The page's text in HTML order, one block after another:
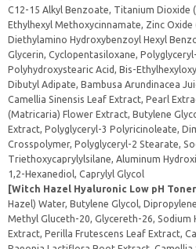
C12-15 Alkyl Benzoate, Titanium Dioxide
Ethylhexyl Methoxycinnamate, Zinc Oxide
Diethylamino Hydroxybenzoyl Hexyl
Glycerin, Cyclopentasiloxane,
Polyhydroxystearic Acid, Bis-
Dibutyl Adipate, Bambusa Arundinacea
Camellia Sinensis Leaf Extract, Pearl
(Matricaria) Flower Extract, Butylene
Extract, Polyglyceryl-3 Polyricinoleate,
Crosspolymer, Polyglyceryl-2 Stearate,
Triethoxycaprylylsilane, Aluminum
1,2-Hexanediol, Caprylyl Glycol
[Witch Hazel Hyaluronic Low pH Toner
Hazel) Water, Butylene Glycol,
Methyl Gluceth-20, Glycereth-26, Sodium
Extract, Perilla Frutescens Leaf Extract,